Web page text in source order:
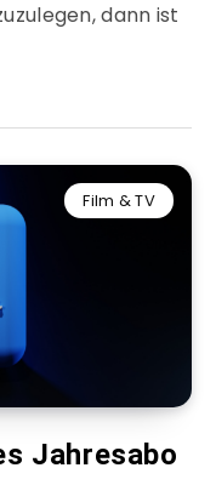
dann ist
Film & TV
Jahresabo